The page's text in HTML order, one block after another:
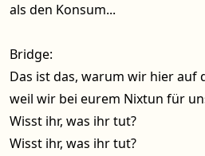
als den Konsum...
Bridge:
Das ist das, warum wir hier auf
weil wir bei eurem Nixtun für
Wisst ihr, was ihr tut?
Wisst ihr, was ihr tut?